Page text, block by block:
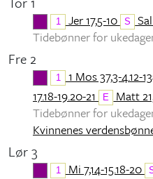
1 Jer 17,5-10 S
Tidebønner for
Fre 2
1 1 Mos 37,3-4.12-
17.18-19.20-21
E
Matt
Tidebønner for
Kvinnenes
Lør 3
1 Mi 7,14-15.18-20